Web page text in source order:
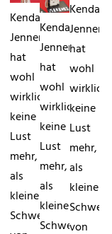
Kendall
Jenner
hat
wohl
wirklich
keine
Lust
mehr,
als
kleine
Schwester
Kendall
Jenner
hat
wohl
wirklich
keine
Lust
mehr,
als
kleine
Schwester
Kendall
Jenner
hat
wohl
wirklich
keine
Lust
mehr,
als
kleine
Schwester
von